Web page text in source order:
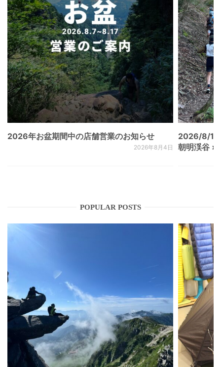
2026年お盆期間中の店舗営業のお知らせ
2026年8月4日
2026/8/
朝明渓谷 ×
POPULAR POSTS